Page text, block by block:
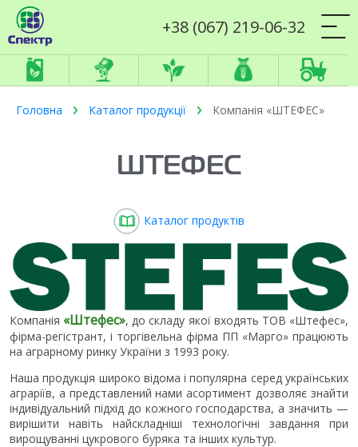
+38 (067) 219-06-32
Головна Каталог продукції Компанія «ШТЕФЕС»
ШТЕФЕС
Каталог продуктів
Компанія «Штефес», до складу якої входять ТОВ «Штефес»,
фірма-регістрант, і торгівельна фірма ПП «Марго» працюють
на аграрному ринку України з 1993 року.
Наша продукція широко відома і популярна серед українських
аграріїв, а представлений нами асортимент дозволяє знайти
індивідуальний підхід до кожного господарства, а значить —
вирішити навіть найскладніші технологічні завдання при
вирощуванні цукрового буряка та інших культур.